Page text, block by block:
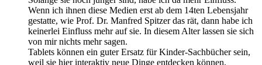
Wenn ich ihnen diese Medien erst ab dem 14ten Lebensjahr
gestatte, wie Prof. Dr. Manfred Spitzer das rät, dann habe ich
keinerlei Einfluss mehr auf sie. In diesem Alter lassen sie sich
von mir nichts mehr sagen.
Tablets können ein guter Ersatz für Kinder-Sachbücher sein,
weil sie hier interaktiv neue Dinge entdecken können.